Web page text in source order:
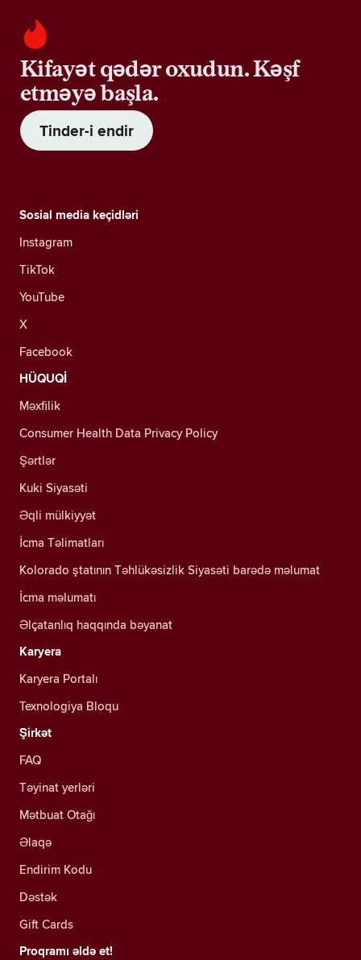
Kifayət qədər oxudun. Kəşf
etməyə başla.
Tinder-i endir
Sosial media keçidləri
Instagram
TikTok
YouTube
X
Facebook
HÜQUQİ
Məxfilik
Consumer Health Data Privacy Policy
Şərtlər
Kuki Siyasəti
Əqli mülkiyyət
İcma Təlimatları
Kolorado ştatının Təhlükəsizlik Siyasəti barədə məlumat
İcma məlumatı
Əlçatanlıq haqqında bəyanat
Karyera
Karyera Portalı
Texnologiya Bloqu
Şirkət
FAQ
Təyinat yerləri
Mətbuat Otağı
Əlaqə
Endirim Kodu
Dəstək
Gift Cards
Proqramı əldə et!